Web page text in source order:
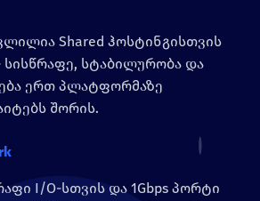
Shared ჰოსტინგისთვის
სტაბილურობა და
ერთ პლატფორმაზე
შორის.
I/O-სთვის და 1Gbps პორტი